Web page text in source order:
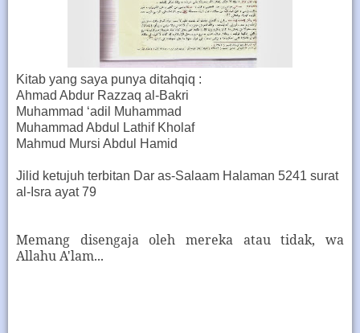
Kitab yang saya punya ditahqiq :
Ahmad Abdur Razzaq al-Bakri
Muhammad ‘adil Muhammad
Muhammad Abdul Lathif Kholaf
Mahmud Mursi Abdul Hamid
Jilid ketujuh terbitan Dar as-Salaam Halaman 5241 surat
al-Isra ayat 79
Memang disengaja oleh mereka atau tidak, wa
Allahu A'lam...